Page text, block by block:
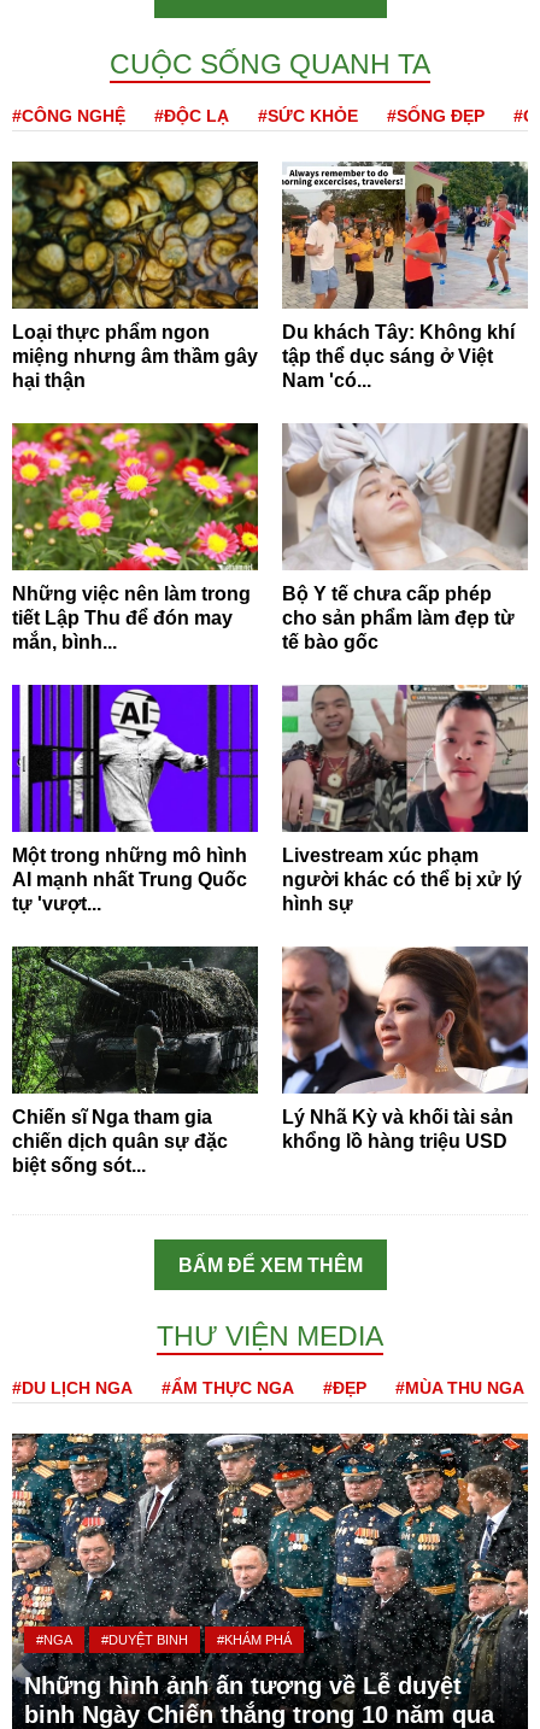
CUỘC SỐNG QUANH TA
#CÔNG NGHỆ #ĐỘC LẠ #SỨC KHỎE #SỐNG ĐẸP
Loại thực phẩm ngon
miệng nhưng âm thầm gây
hại thận
Du khách Tây: Không khí
tập thể dục sáng ở Việt
Nam 'có...
Những việc nên làm trong
tiết Lập Thu để đón may
mắn, bình...
Bộ Y tế chưa cấp phép
cho sản phẩm làm đẹp từ
tế bào gốc
Một trong những mô hình
AI mạnh nhất Trung Quốc
tự 'vượt...
Livestream xúc phạm
người khác có thể bị xử lý
hình sự
Chiến sĩ Nga tham gia
chiến dịch quân sự đặc
biệt sống sót...
Lý Nhã Kỳ và khối tài sản
khổng lồ hàng triệu USD
BẤM ĐỂ XEM THÊM
THƯ VIỆN MEDIA
#DU LỊCH NGA #ẨM THỰC NGA #ĐẸP #MÙA THU NGA
#NGA #DUYỆT BINH #KHÁM PHÁ
Những hình ảnh ấn tượng về Lễ duyệt
binh Ngày Chiến thắng trong 10 năm qua